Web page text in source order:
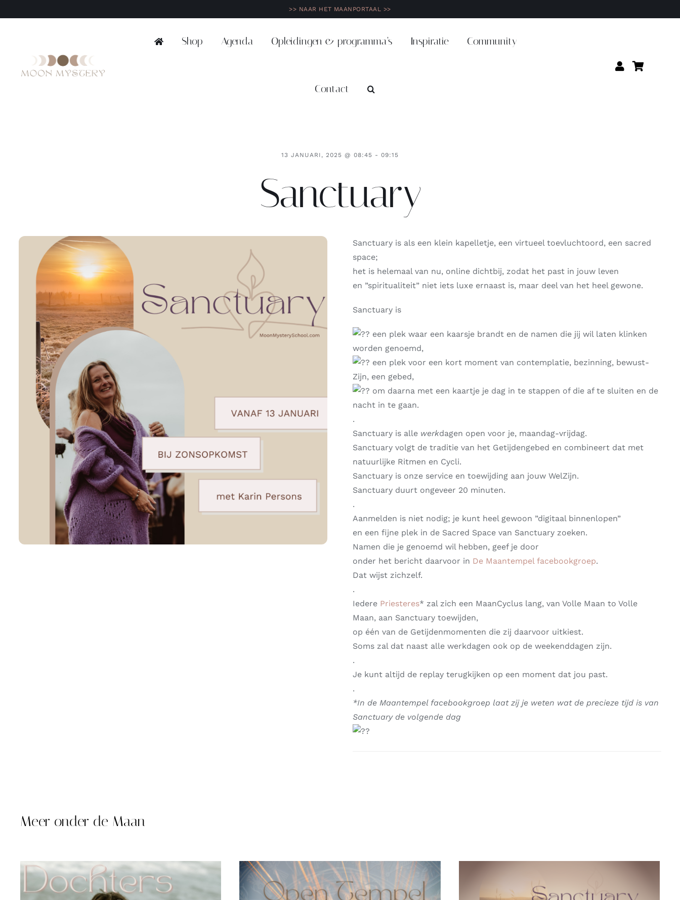
naar
>> NAAR HET MAANPORTAAL >>
Shop Agenda Opleidingen & programma’s Inspiratie Community
Contact
13 JANUARI, 2025 @ 08:45 - 09:15
Sanctuary
Sanctuary is als een klein kapelletje, een virtueel toevluchtoord, een sacred
space;
het is helemaal van nu, online dichtbij, zodat het past in jouw leven
en ”spiritualiteit” niet iets luxe ernaast is, maar deel van het heel gewone.
Sanctuary is
een plek waar een kaarsje brandt en de namen die jij wil laten klinken
worden genoemd,
een plek voor een kort moment van contemplatie, bezinning, bewust-
Zijn, een gebed,
om daarna met een kaartje je dag in te stappen of die af te sluiten en de
nacht in te gaan.
.
Sanctuary is alle werkdagen open voor je, maandag-vrijdag.
Sanctuary volgt de traditie van het Getijdengebed en combineert dat met
natuurlijke Ritmen en Cycli.
Sanctuary is onze service en toewijding aan jouw WelZijn.
Sanctuary duurt ongeveer 20 minuten.
.
Aanmelden is niet nodig; je kunt heel gewoon ”digitaal binnenlopen”
en een fijne plek in de Sacred Space van Sanctuary zoeken.
Namen die je genoemd wil hebben, geef je door
onder het bericht daarvoor in De Maantempel facebookgroep.
Dat wijst zichzelf.
.
Iedere Priesteres* zal zich een MaanCyclus lang, van Volle Maan to Volle
Maan, aan Sanctuary toewijden,
op één van de Getijdenmomenten die zij daarvoor uitkiest.
Soms zal dat naast alle werkdagen ook op de weekenddagen zijn.
.
Je kunt altijd de replay terugkijken op een moment dat jou past.
.
*In de Maantempel facebookgroep laat zij je weten wat de precieze tijd is van
Sanctuary de volgende dag
Meer onder de Maan